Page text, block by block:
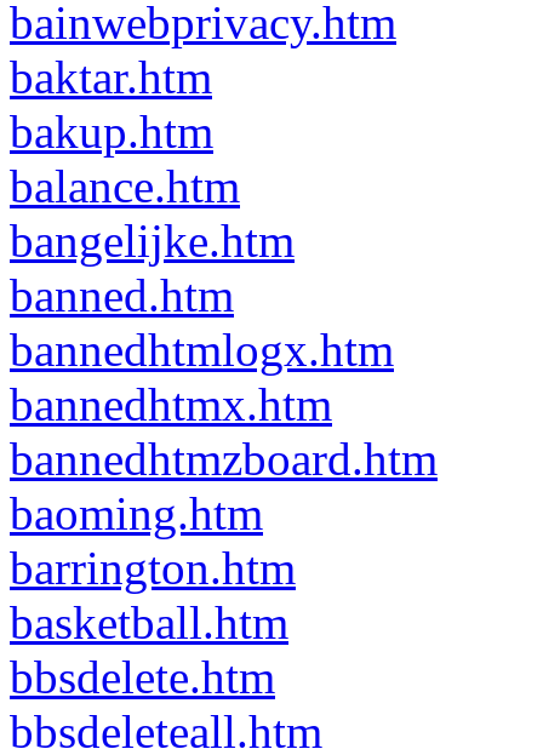
bainwebprivacy.htm
baktar.htm
bakup.htm
balance.htm
bangelijke.htm
banned.htm
bannedhtmlogx.htm
bannedhtmx.htm
bannedhtmzboard.htm
baoming.htm
barrington.htm
basketball.htm
bbsdelete.htm
bbsdeleteall.htm